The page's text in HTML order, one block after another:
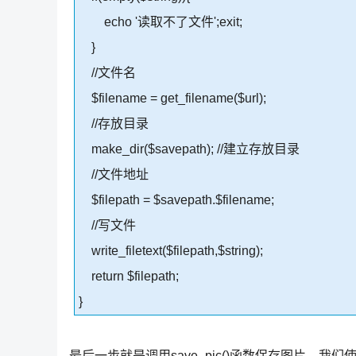
echo '读取不了文件';exit;
}
//文件名
$filename = get_filename($url);
//存放目录
make_dir($savepath); //建立存放目录
//文件地址
$filepath = $savepath.$filename;
//写文件
write_filetext($filepath,$string);
return $filepath;
}